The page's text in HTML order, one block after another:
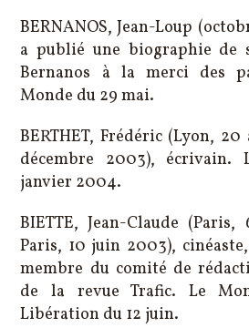
BERNANOS, Jean-Loup
a publié une biographie de
Bernanos à la merci des
Monde du 29 mai.
BERTHET, Frédéric (Lyon, 20
décembre 2003), écrivain.
janvier 2004.
BIETTE, Jean-Claude
Paris, 10 juin 2003),
membre du comité de
de la revue Trafic. Le
Libération du 12 juin.